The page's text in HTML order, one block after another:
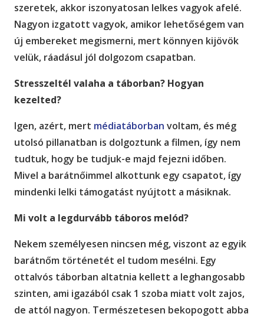
szeretek, akkor iszonyatosan lelkes vagyok afelé.
Nagyon izgatott vagyok, amikor lehetőségem van
új embereket megismerni, mert könnyen kijövök
velük, ráadásul jól dolgozom csapatban.
Stresszeltél valaha a táborban? Hogyan
kezelted?
Igen, azért, mert médiatáborban voltam, és még
utolsó pillanatban is dolgoztunk a filmen, így nem
tudtuk, hogy be tudjuk-e majd fejezni időben.
Mivel a barátnőimmel alkottunk egy csapatot, így
mindenki lelki támogatást nyújtott a másiknak.
Mi volt a legdurvább táboros melód?
Nekem személyesen nincsen még, viszont az egyik
barátnőm történetét el tudom mesélni. Egy
ottalvós táborban altatnia kellett a leghangosabb
szinten, ami igazából csak 1 szoba miatt volt zajos,
de attól nagyon. Természetesen bekopogott abba